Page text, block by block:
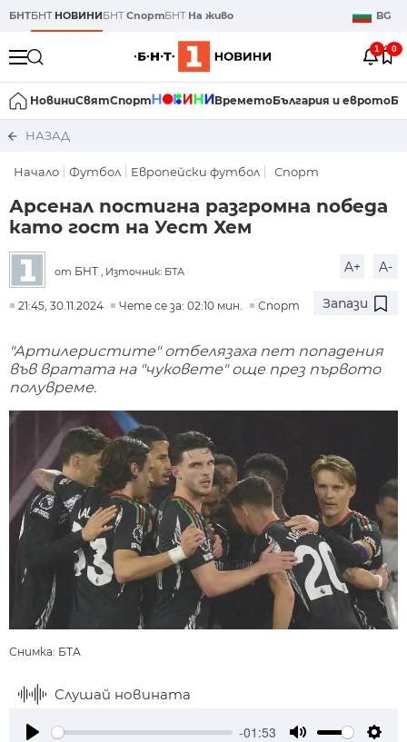
БНТБНТ НОВИНИБНТСпортБНТ На живо BG
1 0
НовиниСвятСпорт ВреметоБългария и еврото
НАЗАД
Начало Футбол Европейски футбол Спорт
Арсенал постигна разгромна победа
като гост на Уест Хем
от БНТ , Източник: БТА A+ A-
21:45, 30.11.2024 Чете се за: 02:10 мин. Спорт Запази
"Артилеристите" отбелязаха пет попадения
във вратата на "чуковете" още през първото
полувреме.
Снимка: БТА
Слушай новината
-01:53